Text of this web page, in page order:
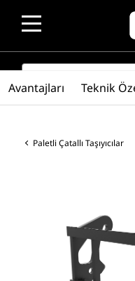
SEARCH
Paletli Çatallı Taşıyıcılar
Avantajları Teknik